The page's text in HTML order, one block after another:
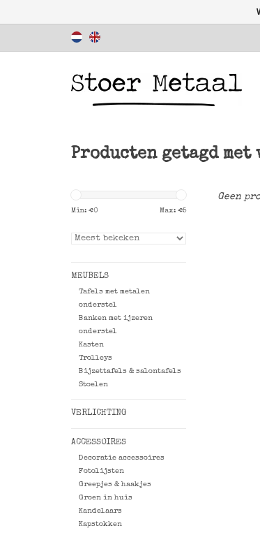
Producten getagd
Min: €0 Max: €5
MEUBELS
Tafels met metalen
onderstel
Banken met ijzeren
onderstel
Kasten
Trolleys
Bijzettafels & salontafels
Stoelen
VERLICHTING
ACCESSOIRES
Decoratie accessoires
Fotolijsten
Greepjes & haakjes
Groen in huis
Kandelaars
Kapstokken
Geen